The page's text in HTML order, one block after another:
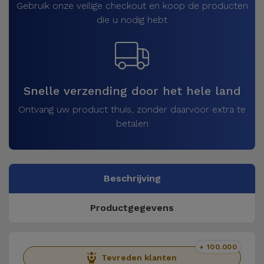
Gebruik onze veilige checkout en koop de producten
die u nodig hebt
Snelle verzending door het hele land
Ontvang uw product thuis, zonder daarvoor extra te
betalen
Beschrijving
Productgegevens
Tevreden klanten
+ 100.000